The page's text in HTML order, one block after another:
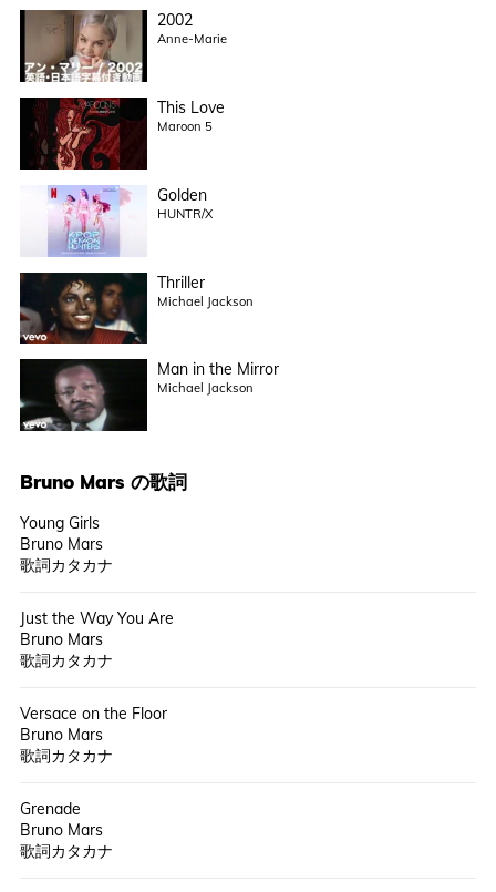
2002
Anne-Marie
This Love
Maroon 5
Golden
HUNTR/X
Thriller
Michael Jackson
Man in the Mirror
Michael Jackson
Bruno Mars の歌詞
Young Girls
Bruno Mars
歌詞カタカナ
Just the Way You Are
Bruno Mars
歌詞カタカナ
Versace on the Floor
Bruno Mars
歌詞カタカナ
Grenade
Bruno Mars
歌詞カタカナ